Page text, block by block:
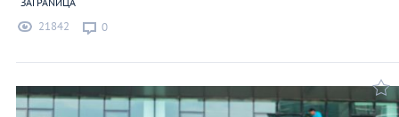
21842 0